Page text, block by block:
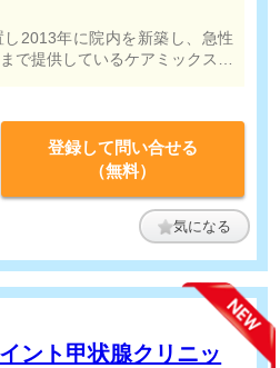
円/回
し2013年に院内を新築し、急性
で提供しているケアミックス型
登録して問い合せる
（無料）
気になる
ント甲状腺クリニッ